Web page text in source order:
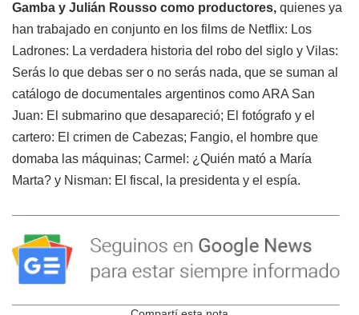
Gamba y Julián Rousso como productores, quienes ya
han trabajado en conjunto en los films de Netflix: Los
Ladrones: La verdadera historia del robo del siglo y Vilas:
Serás lo que debas ser o no serás nada, que se suman al
catálogo de documentales argentinos como ARA San
Juan: El submarino que desapareció; El fotógrafo y el
cartero: El crimen de Cabezas; Fangio, el hombre que
domaba las máquinas; Carmel: ¿Quién mató a María
Marta? y Nisman: El fiscal, la presidenta y el espía.